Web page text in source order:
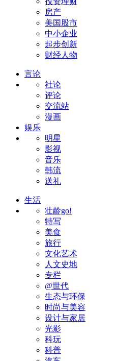
房产
美国股市
中小企业
起步创新
财经人物
言论
社论
评论
交流站
漫画
娱乐
明星
影视
音乐
韩流
送礼
生活
壮龄go!
特写
美食
旅行
文化艺术
人文史地
专栏
@世代
生态与环保
时尚与美容
设计与家居
光影
科玩
科普